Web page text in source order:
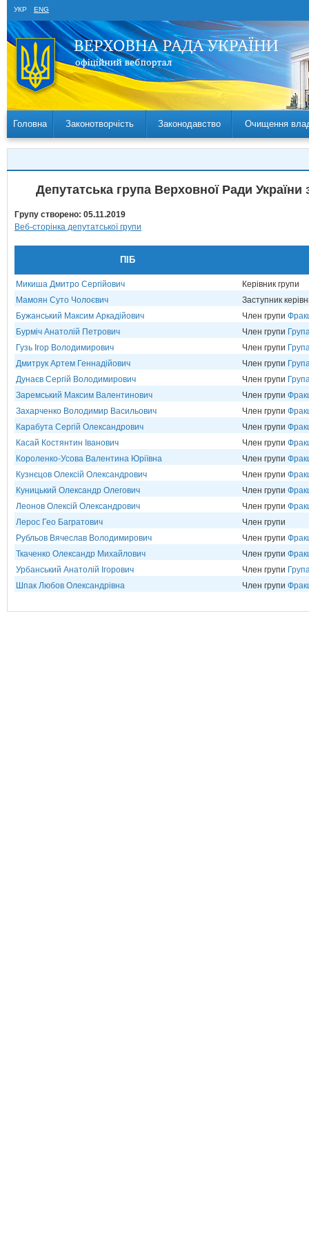
УКР ENG
Головна Законотворчість Законодавство Очищення
Депутатська група Верховної Ради України
Групу створено: 05.11.2019
Веб-сторінка депутатської групи
ПІБ
Микиша Дмитро Сергійович
Керівник групи
Мамоян Суто Чолоєвич
Заступник
Бужанський Максим Аркадійович
Член групи
Бурміч Анатолій Петрович
Член групи
Гузь Ігор Володимирович
Член групи
Дмитрук Артем Геннадійович
Член групи
Дунаєв Сергій Володимирович
Член групи
Заремський Максим Валентинович
Член групи
Захарченко Володимир Васильович
Член групи
Карабута Сергій Олександрович
Член групи
Касай Костянтин Іванович
Член групи
Короленко-Усова Валентина Юріївна
Член групи
Кузнєцов Олексій Олександрович
Член групи
Куницький Олександр Олегович
Член групи
Леонов Олексій Олександрович
Член групи
Лерос Гео Багратович
Член групи
Рубльов Вячеслав Володимирович
Член групи
Ткаченко Олександр Михайлович
Член групи
Урбанський Анатолій Ігорович
Член групи
Шпак Любов Олександрівна
Член групи